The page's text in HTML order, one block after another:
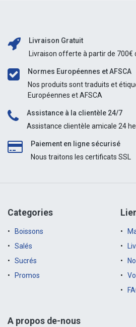
Livraison Gratuit
Livraison offerte à partir de 700€
Normes Européennes et AFSCA
Nos produits sont traduits et
Européennes et AFSCA
Assistance à la clientèle 24/7
Assistance clientèle amicale 24
Paiement en ligne sécurisé
Nous traitons les certificats SSL
Categories
Boissons
Salés
Sucrés
Promos
A propos de-nous